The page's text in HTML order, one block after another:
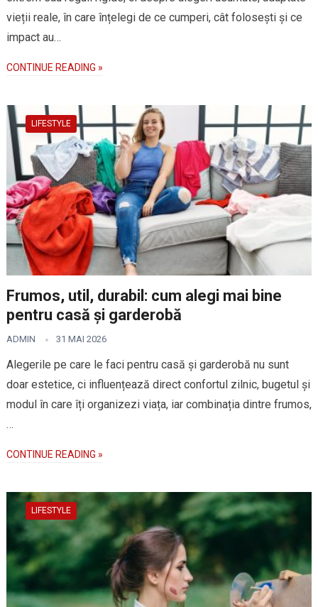
vieții reale, în care înțelegi de ce cumperi, cât folosești și ce
impact au…
CONTINUE READING »
LIFESTYLE
Frumos, util, durabil: cum alegi mai bine
pentru casă și garderobă
ADMIN 31 MAI 2026
Alegerile pe care le faci pentru casă și garderobă nu sunt
doar estetice, ci influențează direct confortul zilnic, bugetul și
modul în care îți organizezi viața, iar combinația dintre frumos,
…
CONTINUE READING »
LIFESTYLE